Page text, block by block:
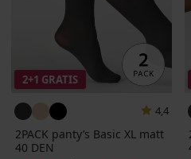
2+1 GRATIS
4,4
2PACK panty’s Basic XL matt
40 DEN